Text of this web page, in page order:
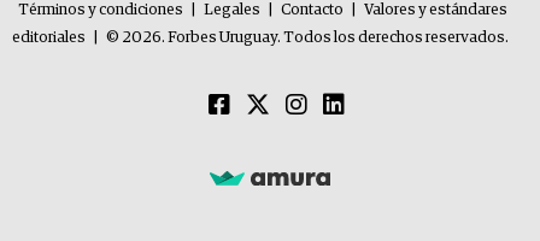
Términos y condiciones Legales Contacto
Valores y estándares
editoriales
© 2026. Forbes Uruguay. Todos los derechos reservados.